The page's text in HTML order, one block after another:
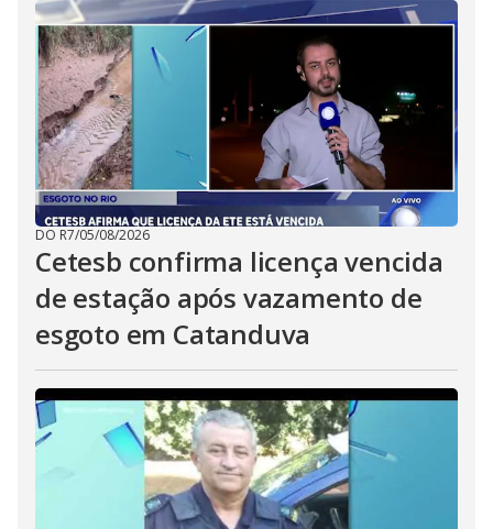
DO R7/05/08/2026
Cetesb confirma licença vencida
de estação após vazamento de
esgoto em Catanduva